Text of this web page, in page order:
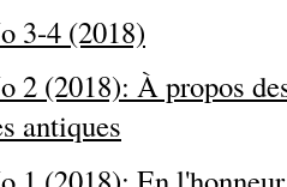
3-4 (2018)
2 (2018): À propos
antiques